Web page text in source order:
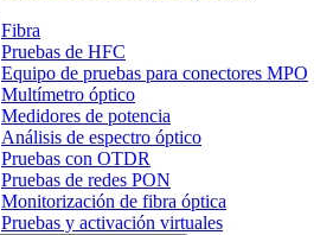
Fibra
Pruebas de HFC
Equipo de pruebas para conectores MPO
Multímetro óptico
Medidores de potencia
Análisis de espectro óptico
Pruebas con OTDR
Pruebas de redes PON
Monitorización de fibra óptica
Pruebas y activación virtuales